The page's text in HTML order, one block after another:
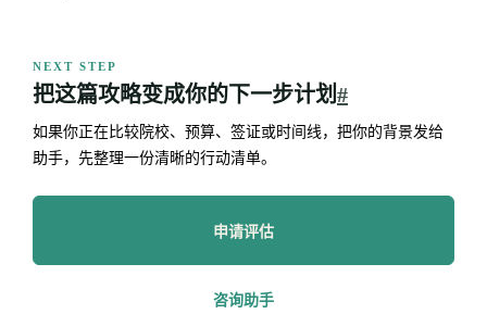
NEXT STEP
把这篇攻略变成你的下一步计划#
如果你正在比较院校、预算、签证或时间线，把你的背景发给
助手，先整理一份清晰的行动清单。
申请评估
咨询助手